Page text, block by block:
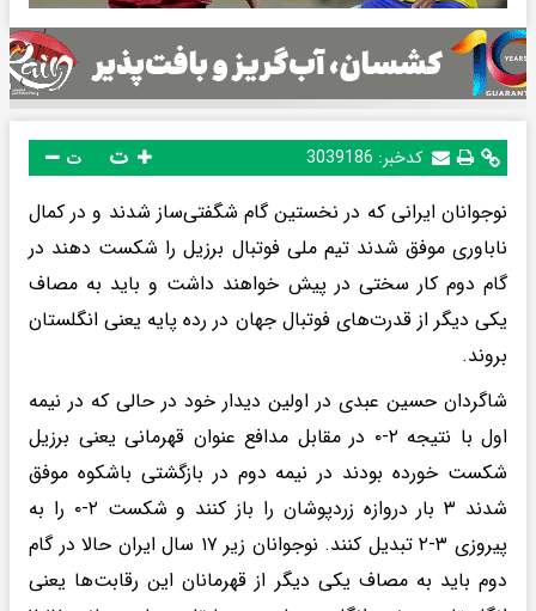
کدخبر: 3039186 ت
نوجوانان ایرانی که در نخستین گام شگفتی‌ساز شدند و در کمال
ناباوری موفق شدند تیم ملی فوتبال برزیل را شکست دهند در
گام دوم کار سختی در پیش خواهند داشت و باید به مصاف
یکی دیگر از قدرت‌های فوتبال جهان در رده پایه یعنی انگلستان
بروند.
شاگردان حسین عبدی در اولین دیدار خود در حالی که در نیمه
اول با نتیجه ۲-۰ در مقابل مدافع عنوان قهرمانی یعنی برزیل
شکست خورده بودند در نیمه دوم در بازگشتی باشکوه موفق
شدند ۳ بار دروازه زردپوشان را باز کنند و شکست ۲-۰ را به
پیروزی ۳-۲ تبدیل کنند. نوجوانان زیر ۱۷ سال ایران حالا در گام
دوم باید به مصاف یکی دیگر از قهرمانان این رقابت‌ها یعنی